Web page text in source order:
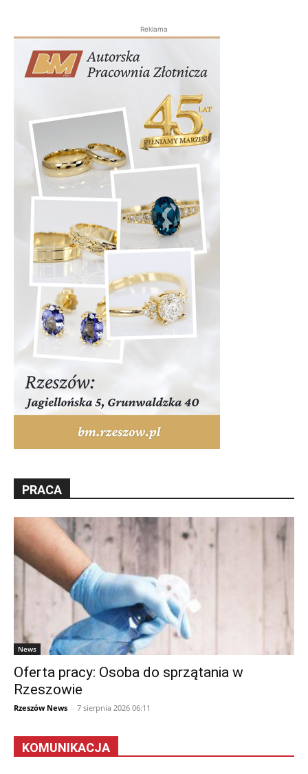
Reklama
PRACA
News
Oferta pracy: Osoba do sprzątania w
Rzeszowie
Rzeszów News - 7 sierpnia 2026 06:11
KOMUNIKACJA